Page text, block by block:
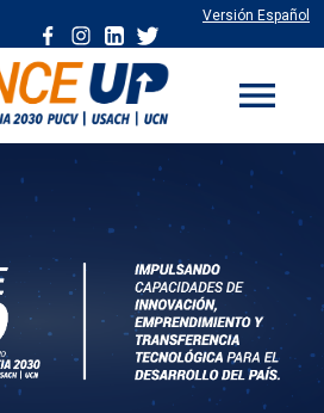
Versión Español
menu